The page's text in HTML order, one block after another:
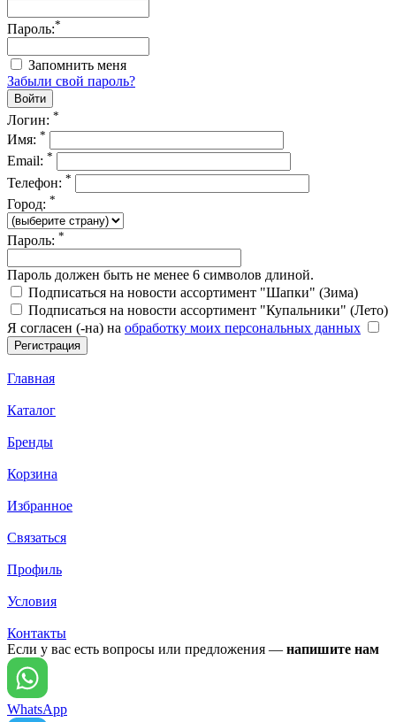
Пароль:*
Запомнить меня
Забыли свой пароль?
Логин: *
Имя: *
Email: *
Телефон: *
Город: *
Пароль: *
Пароль должен быть не менее 6 символов длиной.
Подписаться на новости ассортимент "Шапки" (Зима)
Подписаться на новости ассортимент "Купальники" (Лето)
Я согласен (-на) на обработку моих персональных данных
Главная
Каталог
Бренды
Корзина
Избранное
Связаться
Профиль
Условия
Контакты
Если у вас есть вопросы или предложения — напишите нам
WhatsApp